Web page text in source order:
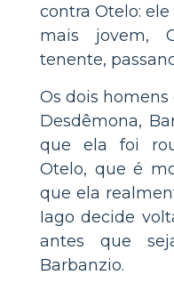
contra Otelo:
mais jovem,
tenente,
Os dois
Desdêmona,
que ela foi
Otelo, que é
que ela
Iago decide
antes que
Barbanzio.